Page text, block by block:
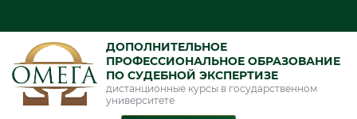
ДОПОЛНИТЕЛЬНОЕ
ПРОФЕССИОНАЛЬНОЕ ОБРАЗОВАНИЕ
ПО СУДЕБНОЙ ЭКСПЕРТИЗЕ
дистанционные курсы в государственном
университете